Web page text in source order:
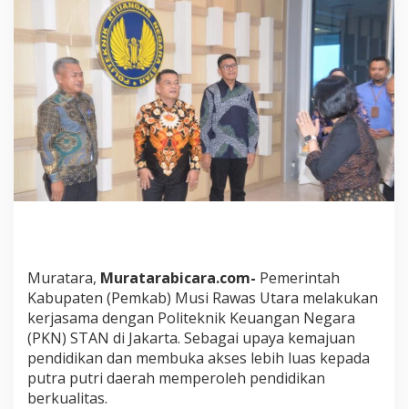
g
g
u
l
P
e
m
k
a
b
M
s
w
a
s
U
t
a
a
Muratara, Muratarabicara.com- Pemerintah
Kabupaten (Pemkab) Musi Rawas Utara melakukan
kerjasama dengan Politeknik Keuangan Negara
(PKN) STAN di Jakarta. Sebagai upaya kemajuan
pendidikan dan membuka akses lebih luas kepada
putra putri daerah memperoleh pendidikan
berkualitas.